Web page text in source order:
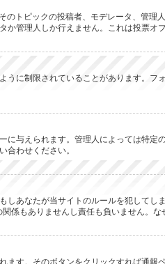
のトピックの投稿者、モデレータ、管
管理人しか行えません。これは投票オ
に制限されていることがあります。
与えられます。管理人によっては特
合わせください。
あなたが当サイトのルールを犯して
係もありませんし責任も負いません。
す。そのボタンをクリックすれば通報